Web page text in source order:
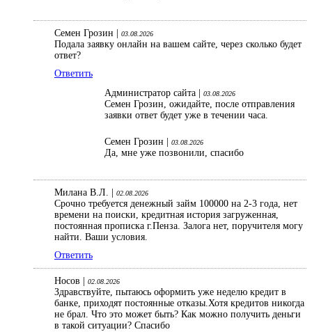
Семен Грозин | 03.08.2026
Подала заявку онлайн на вашем сайте, через сколько будет
ответ?
Ответить
Администратор сайта |
03.08.2026
Семен Грозин, ожидайте, после отправления
заявки ответ будет уже в течении часа.
Семен Грозин | 03.08.2026
Да, мне уже позвонили, спасибо
Милана В.Л. | 02.08.2026
Срочно требуется денежный займ 100000 на 2-3 года, нет
времени на поиски, кредитная история загруженная,
постоянная прописка г.Пенза. Залога нет, поручителя могу
найти. Ваши условия.
Ответить
Носов | 02.08.2026
Здравствуйте, пытаюсь оформить уже неделю кредит в
банке, приходят постоянные отказы.Хотя кредитов никогда
не брал. Что это может быть? Как можно получить деньги
в такой ситуации? Спасибо